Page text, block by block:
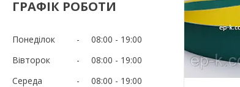
ГРАФІК РОБОТИ
Понеділок 08:00
19:00
Вівторок
08:00
19:00
Середа
08:00
19:00